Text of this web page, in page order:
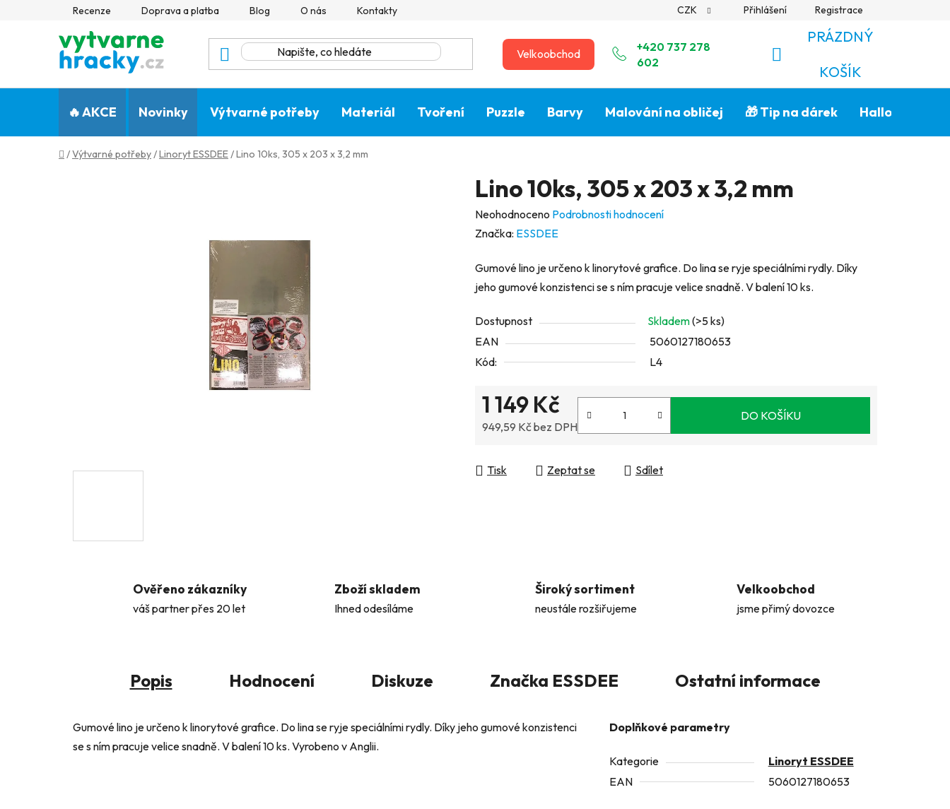
Recenze Doprava a platba Blog O nás Kontakty CZK Přihlášení Registrace
Velkoobchod
+420 737 278
602
NÁKUPNÍ
KOŠÍK
PRÁZDNÝ
KOŠÍK
🔥 AKCE Novinky Výtvarné potřeby Materiál Tvoření Puzzle Barvy Malování na obličej 🎁 Tip na dárek Halloween🎃
Domů
/Výtvarné potřeby/Linoryt ESSDEE/Lino 10ks, 305 x 203 x 3,2 mm
Lino 10ks, 305 x 203 x 3,2 mm
Průměrné
hodnocení
je
0,0
5
hvězdiček.
Neohodnoceno Podrobnosti hodnocení
Značka: ESSDEE
Gumové lino je určeno k linorytové grafice. Do lina se ryje speciálními rydly. Díky
jeho gumové konzistenci se s ním pracuje velice snadně. V balení 10 ks.
Dostupnost Skladem(>5 ks)
EAN
5060127180653
Kód:
L4
1 149 Kč
949,59 Kč bez DPH
DO KOŠÍKU
Tisk Zeptat se Sdílet
Ověřeno zákazníky
váš partner přes 20 let
Zboží skladem
Ihned odesíláme
Široký sortiment
neustále rozšiřujeme
Velkoobchod
jsme přimý dovozce
Popis Hodnocení Diskuze Značka ESSDEE Ostatní informace
Gumové lino je určeno k linorytové grafice. Do lina se ryje speciálními rydly. Díky jeho gumové konzistenci
se s ním pracuje velice snadně. V balení 10 ks. Vyrobeno v Anglii.
Doplňkové parametry
Kategorie
Linoryt ESSDEE
EAN
5060127180653